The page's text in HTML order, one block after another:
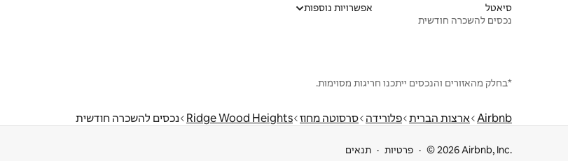
סיאטל
נכסים להשכרה חודשית
אפשרויות נוספות
*בחלק מהאזורים והנכסים ייתכנו חריגות מסוימות.
Airbnb ארצות הברית פלורידה סרסוטה מחוז Ridge Wood Heights נכסים להשכרה חודשית
© 2026 Airbnb, Inc. פרטיות תנאים